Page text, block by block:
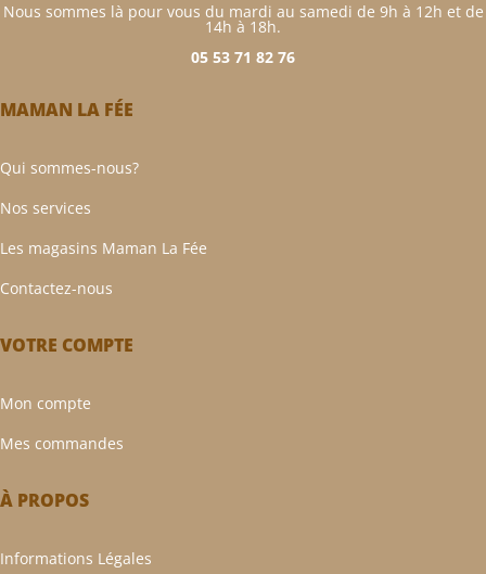
Nous sommes là pour vous du mardi au samedi de 9h à 12h et de
14h à 18h.
05 53 71 82 76
MAMAN LA FÉE
Qui sommes-nous?
Nos services
Les magasins Maman La Fée
Contactez-nous
VOTRE COMPTE
Mon compte
Mes commandes
À PROPOS
Informations Légales